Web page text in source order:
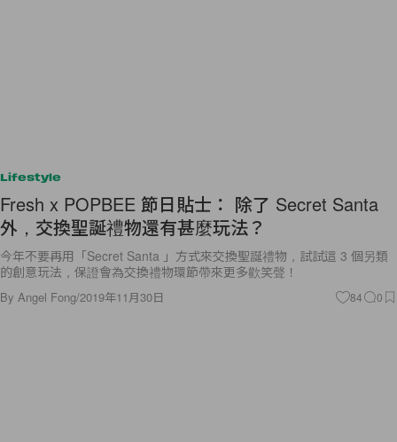
Lifestyle
Fresh x POPBEE 節日貼士： 除了 Secret Santa
外，交換聖誕禮物還有甚麼玩法？
今年不要再用「Secret Santa 」方式來交換聖誕禮物，試試這 3 個另類
的創意玩法，保證會為交換禮物環節帶來更多歡笑聲！
By Angel Fong/2019年11月30日 84 0